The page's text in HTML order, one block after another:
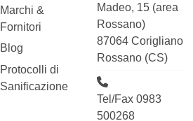
Marchi &
Fornitori
Blog
Protocolli di
Sanificazione
Madeo, 15 (area
Rossano)
87064 Corigliano
Rossano (CS)
Tel/Fax 0983
500268